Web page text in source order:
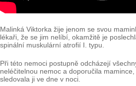
Malinká Viktorka žije jenom se svou
lékaři, že se jim nelíbí, okamžitě je
spinální muskulární atrofií I. typu.
Při této nemoci postupně odcházejí
neléčitelnou nemoc a doporučila
sledovala ji ve dne v noci.